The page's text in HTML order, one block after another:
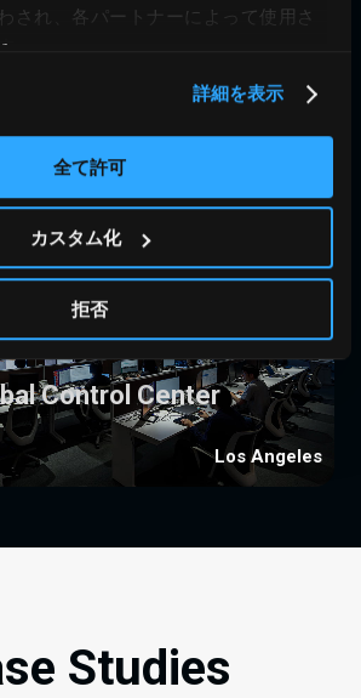
され、各パートナーによって使用さ
。
詳細を表示
全て許可
カスタム化
拒否
debut
Control Center
Sapporo
Los Angeles
Studies